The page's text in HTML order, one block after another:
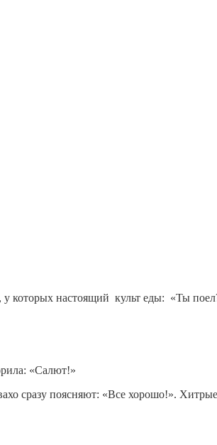
которых настоящий культ еды: «Ты
«Салют!»
сразу поясняют: «Все хорошо!».